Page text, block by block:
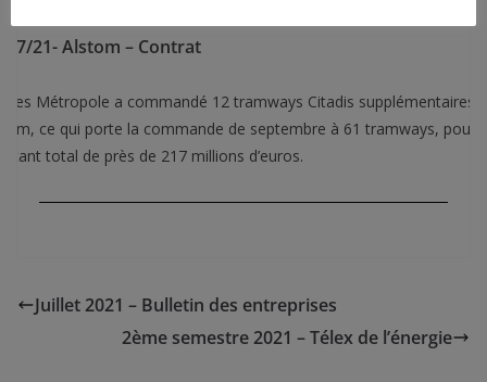
07/21- Alstom – Contrat
Métropole a commandé 12 tramways Citadis supplémentaires
ce qui porte la commande de septembre à 61 tramways, pour
total de près de 217 millions d’euros.
Juillet 2021 – Bulletin des entreprises
2ème semestre 2021 – Télex de l’énergie